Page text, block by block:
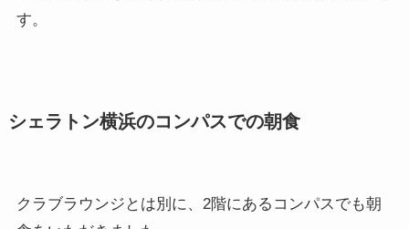
す。
シェラトン横浜のコンパスでの朝食
クラブラウンジとは別に、2階にあるコンパスでも朝